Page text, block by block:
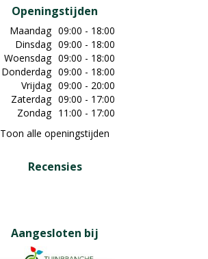
Openingstijden
Maandag 09:00 - 18:00
Dinsdag 09:00 - 18:00
Woensdag 09:00 - 18:00
Donderdag 09:00 - 18:00
Vrijdag 09:00 - 20:00
Zaterdag 09:00 - 17:00
Zondag 11:00 - 17:00
Toon alle openingstijden
Recensies
Aangesloten bij